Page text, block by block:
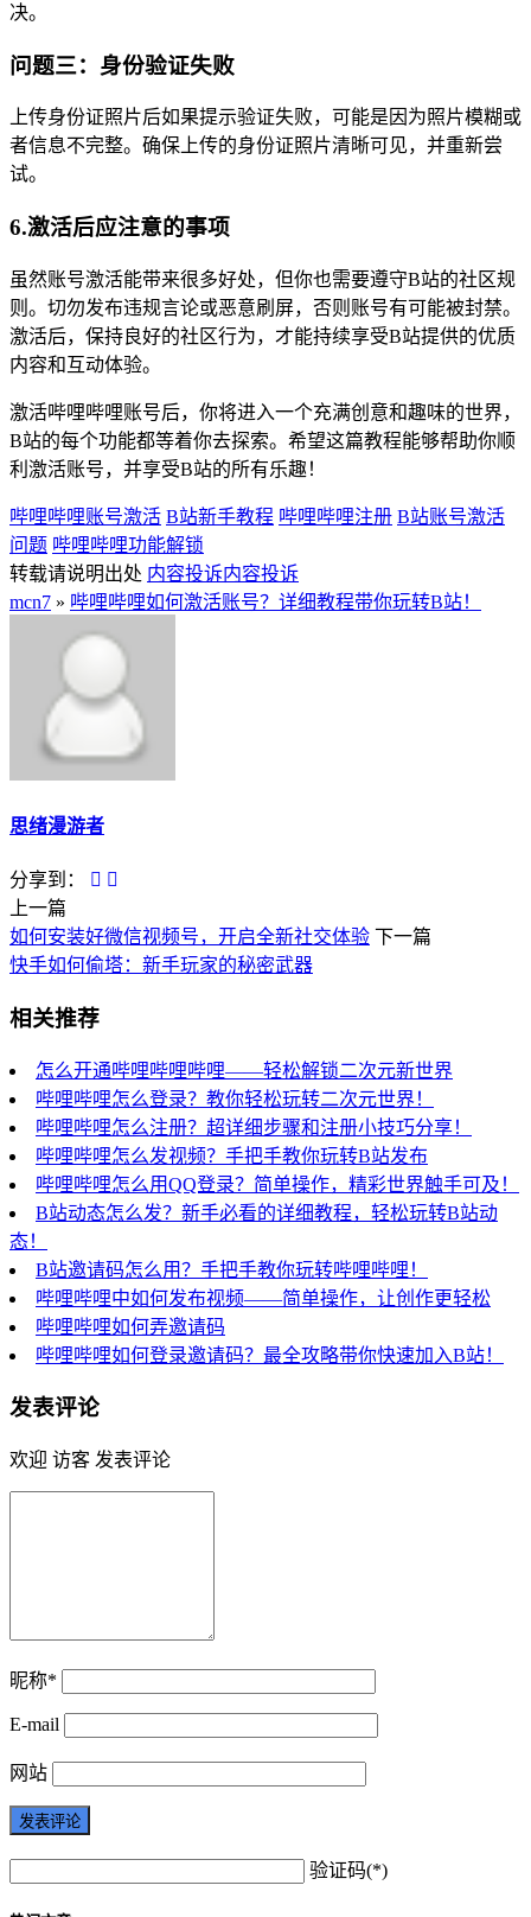
决。
问题三：身份验证失败
上传身份证照片后如果提示验证失败，可能是因为照片模糊或
者信息不完整。确保上传的身份证照片清晰可见，并重新尝
试。
6.激活后应注意的事项
虽然账号激活能带来很多好处，但你也需要遵守B站的社区规
则。切勿发布违规言论或恶意刷屏，否则账号有可能被封禁。
激活后，保持良好的社区行为，才能持续享受B站提供的优质
内容和互动体验。
激活哔哩哔哩账号后，你将进入一个充满创意和趣味的世界，
B站的每个功能都等着你去探索。希望这篇教程能够帮助你顺
利激活账号，并享受B站的所有乐趣！
哔哩哔哩账号激活 B站新手教程 哔哩哔哩注册 B站账号激活
问题 哔哩哔哩功能解锁
转载请说明出处 内容投诉内容投诉
mcn7 » 哔哩哔哩如何激活账号？详细教程带你玩转B站！
思绪漫游者
分享到：
上一篇
如何安装好微信视频号，开启全新社交体验 下一篇
快手如何偷塔：新手玩家的秘密武器
相关推荐
怎么开通哔哩哔哩哔哩——轻松解锁二次元新世界
哔哩哔哩怎么登录？教你轻松玩转二次元世界！
哔哩哔哩怎么注册？超详细步骤和注册小技巧分享！
哔哩哔哩怎么发视频？手把手教你玩转B站发布
哔哩哔哩怎么用QQ登录？简单操作，精彩世界触手可及！
B站动态怎么发？新手必看的详细教程，轻松玩转B站动
态！
B站邀请码怎么用？手把手教你玩转哔哩哔哩！
哔哩哔哩中如何发布视频——简单操作，让创作更轻松
哔哩哔哩如何弄邀请码
哔哩哔哩如何登录邀请码？最全攻略带你快速加入B站！
发表评论
欢迎 访客 发表评论
昵称*
E-mail
网站
验证码(*)